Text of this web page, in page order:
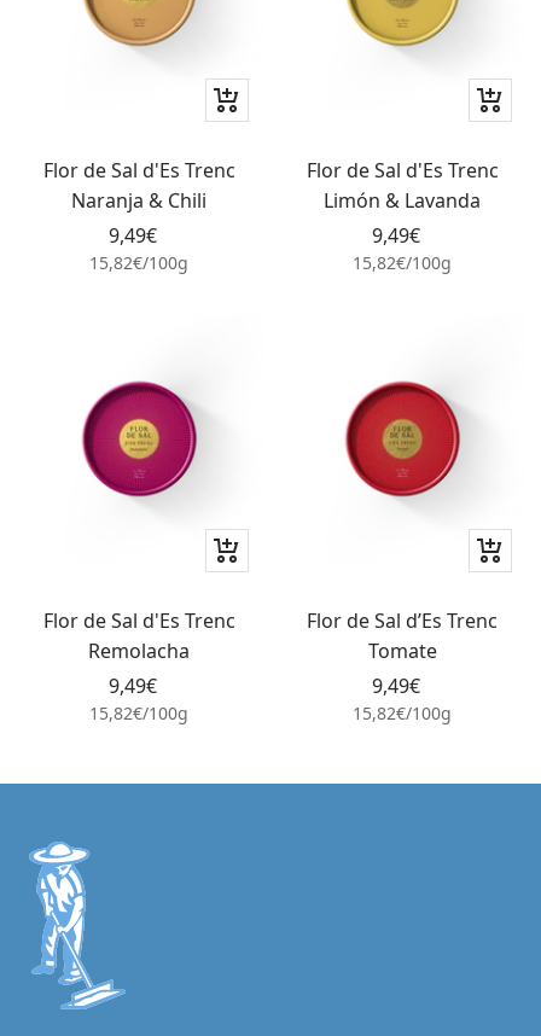
+
Añadir
Flor de Sal d'Es Trenc
Naranja & Chili
Precio
de
9,49€
15,82€/100g
+
Añadir
Flor de Sal d'Es Trenc
Limón & Lavanda
Precio
de
9,49€
15,82€/100g
+
Añadir
Flor de Sal d'Es Trenc
Remolacha
Precio
de
9,49€
15,82€/100g
+
Añadir
Flor de Sal d’Es Trenc
Tomate
Precio
de
9,49€
15,82€/100g